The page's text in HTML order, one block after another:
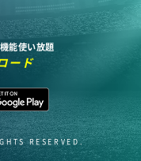
能使い放題
ード
RESERVED.